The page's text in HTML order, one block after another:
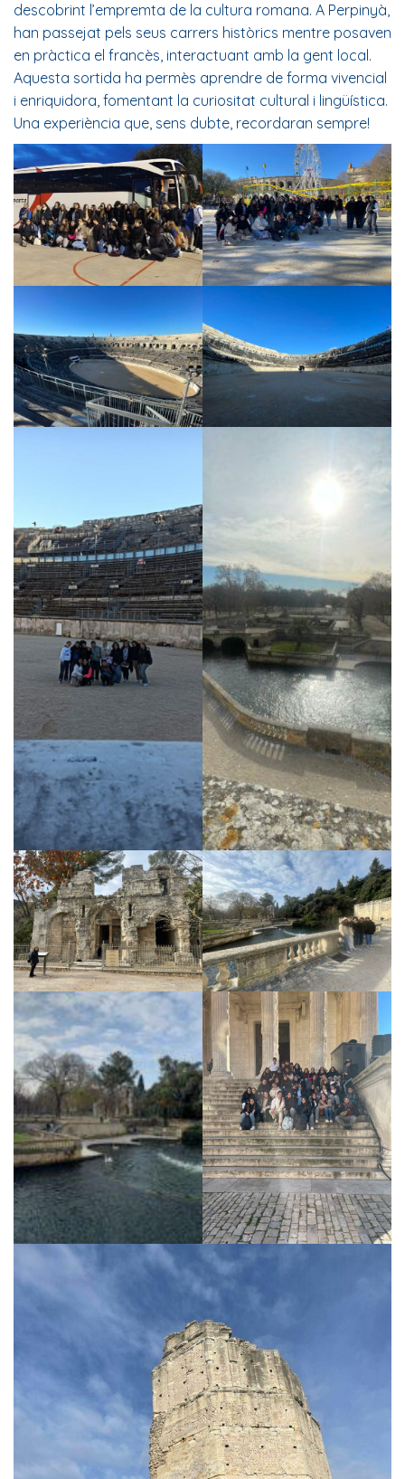
descobrint l’empremta de la cultura romana. A Perpinyà,
han passejat pels seus carrers històrics mentre posaven
en pràctica el francès, interactuant amb la gent local.
Aquesta sortida ha permès aprendre de forma vivencial
i enriquidora, fomentant la curiositat cultural i lingüística.
Una experiència que, sens dubte, recordaran sempre!